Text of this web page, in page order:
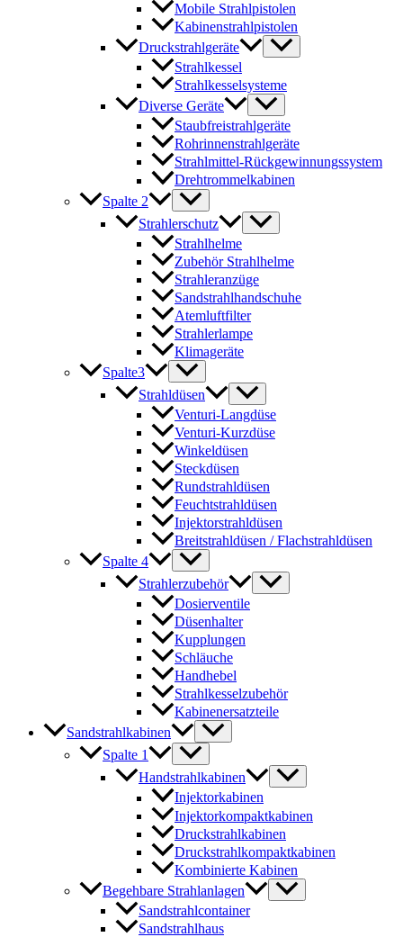
Mobile Strahlpistolen
Kabinenstrahlpistolen
Druckstrahlgeräte
Strahlkessel
Strahlkesselsysteme
Diverse Geräte
Staubfreistrahlgeräte
Rohrinnenstrahlgeräte
Strahlmittel-Rückgewinnungssystem
Drehtrommelkabinen
Spalte 2
Strahlerschutz
Strahlhelme
Zubehör Strahlhelme
Strahleranzüge
Sandstrahlhandschuhe
Atemluftfilter
Strahlerlampe
Klimageräte
Spalte3
Strahldüsen
Venturi-Langdüse
Venturi-Kurzdüse
Winkeldüsen
Steckdüsen
Rundstrahldüsen
Feuchtstrahldüsen
Injektorstrahldüsen
Breitstrahldüsen / Flachstrahldüsen
Spalte 4
Strahlerzubehör
Dosierventile
Düsenhalter
Kupplungen
Schläuche
Handhebel
Strahlkesselzubehör
Kabinenersatzteile
Sandstrahlkabinen
Spalte 1
Handstrahlkabinen
Injektorkabinen
Injektorkompaktkabinen
Druckstrahlkabinen
Druckstrahlkompaktkabinen
Kombinierte Kabinen
Begehbare Strahlanlagen
Sandstrahlcontainer
Sandstrahlhaus